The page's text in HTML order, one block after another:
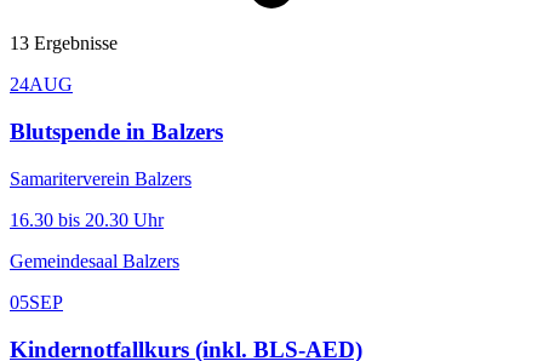
13 Ergebnisse
24AUG
Blutspende in Balzers
Samariterverein Balzers
16.30 bis 20.30 Uhr
Gemeindesaal Balzers
05SEP
Kindernotfallkurs (inkl. BLS-AED)